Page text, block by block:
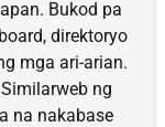
Bukod pa
direktoryo
mga ari-arian.
ng
na nakabase